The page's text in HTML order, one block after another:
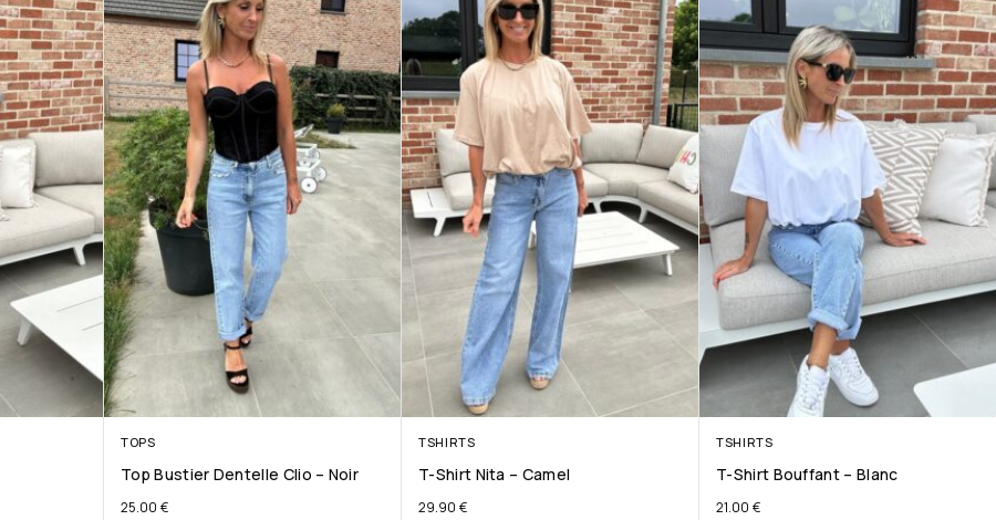
TOPS
Top Bustier Dentelle Clio – Noir
25.00 €
TSHIRTS
T-Shirt Nita – Camel
29.90 €
TSHIRTS
T-Shirt Bouffant – Blanc
21.00 €